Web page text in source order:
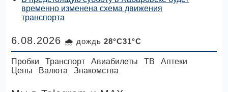
временно изменена схема движения
транспорта
6.08.2026 🌧 дождь28°C31°C
Пробки Транспорт Авиабилеты ТВ
Аптеки
Цены
Валюта Знакомства